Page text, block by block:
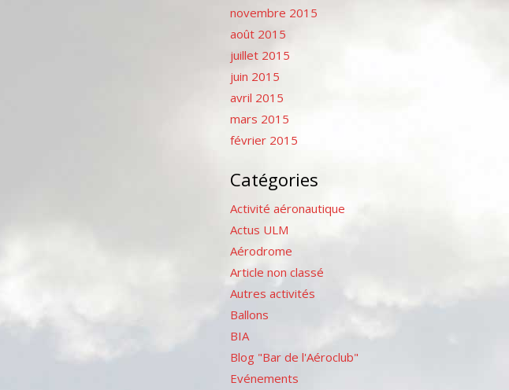
novembre 2015
août 2015
juillet 2015
juin 2015
avril 2015
mars 2015
février 2015
Catégories
Activité aéronautique
Actus ULM
Aérodrome
Article non classé
Autres activités
Ballons
BIA
Blog "Bar de l'Aéroclub"
Evénements